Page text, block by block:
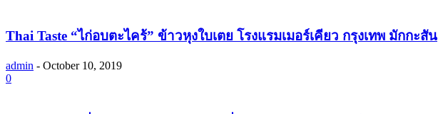
Thai Taste “ไก่อบตะไคร้” ข้าวหุงใบเตย โรงแรมเมอร์เคียว กรุงเทพ มักกะสัน
admin - October 10, 2019
0